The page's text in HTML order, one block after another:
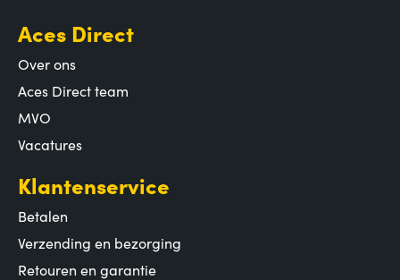
Aces Direct
Over ons
Aces Direct team
MVO
Vacatures
Klantenservice
Betalen
Verzending en bezorging
Retouren en garantie